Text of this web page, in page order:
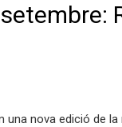
una nova edició de